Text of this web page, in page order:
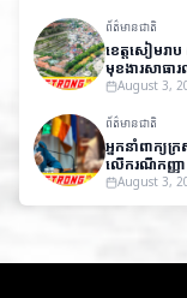
ព័ត៌មានជាតិ
ខេត្តសៀមរា
មុខងារសាធា
August 3,
ព័ត៌មានជាតិ
អ្នកនាំពាក្យក្
លើករណីកញ្ញ
កិត្តិយសកម្ពុជា
August 3,